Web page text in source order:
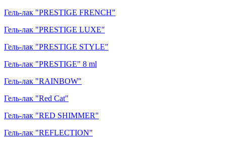
Гель-лак "PRESTIGE FRENCH"
Гель-лак "PRESTIGE LUXE"
Гель-лак "PRESTIGE STYLE"
Гель-лак "PRESTIGE" 8 ml
Гель-лак "RAINBOW"
Гель-лак "Red Cat"
Гель-лак "RED SHIMMER"
Гель-лак "REFLECTION"